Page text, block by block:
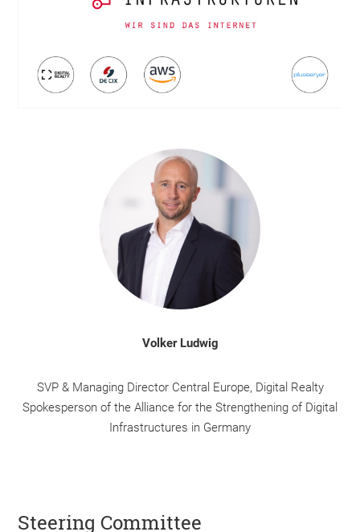
Volker Ludwig
SVP & Managing Director Central Europe, Digital Realty
Spokesperson of the Alliance for the Strengthening of Digital
Infrastructures in Germany
Steering Committee